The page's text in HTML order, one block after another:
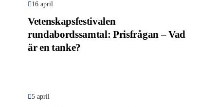
16 april
Vetenskapsfestivalen
rundabordssamtal: Prisfrågan – Vad
är en tanke?
5 april